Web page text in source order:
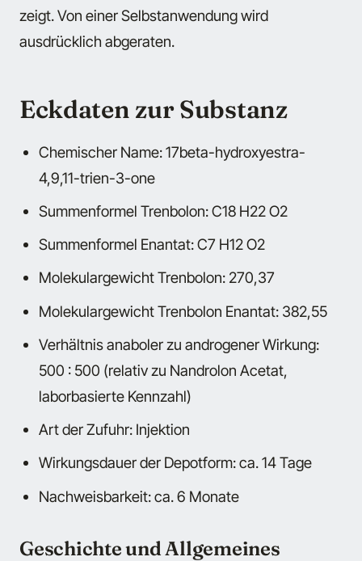
zeigt. Von einer Selbstanwendung wird
ausdrücklich abgeraten.
Eckdaten zur Substanz
Chemischer Name: 17beta-hydroxyestra-
4,9,11-trien-3-one
Summenformel Trenbolon: C18 H22 O2
Summenformel Enantat: C7 H12 O2
Molekulargewicht Trenbolon: 270,37
Molekulargewicht Trenbolon Enantat: 382,55
Verhältnis anaboler zu androgener Wirkung:
500 : 500 (relativ zu Nandrolon Acetat,
laborbasierte Kennzahl)
Art der Zufuhr: Injektion
Wirkungsdauer der Depotform: ca. 14 Tage
Nachweisbarkeit: ca. 6 Monate
Geschichte und Allgemeines